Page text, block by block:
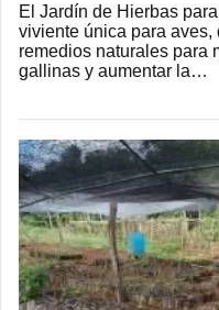
El Jardín de Hierbas
viviente única para
remedios naturales para
gallinas y aumentar la…